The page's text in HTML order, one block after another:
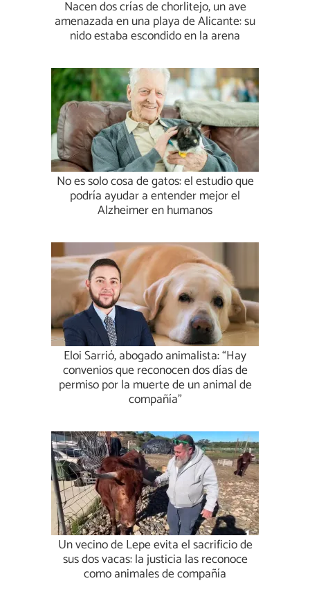
Nacen dos crías de chorlitejo, un ave
amenazada en una playa de Alicante: su
nido estaba escondido en la arena
No es solo cosa de gatos: el estudio que
podría ayudar a entender mejor el
Alzheimer en humanos
Eloi Sarrió, abogado animalista: “Hay
convenios que reconocen dos días de
permiso por la muerte de un animal de
compañía”
Un vecino de Lepe evita el sacrificio de
sus dos vacas: la justicia las reconoce
como animales de compañía